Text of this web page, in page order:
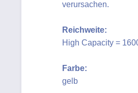
verursachen.
Reichweite:
High Capacity =
Farbe:
gelb